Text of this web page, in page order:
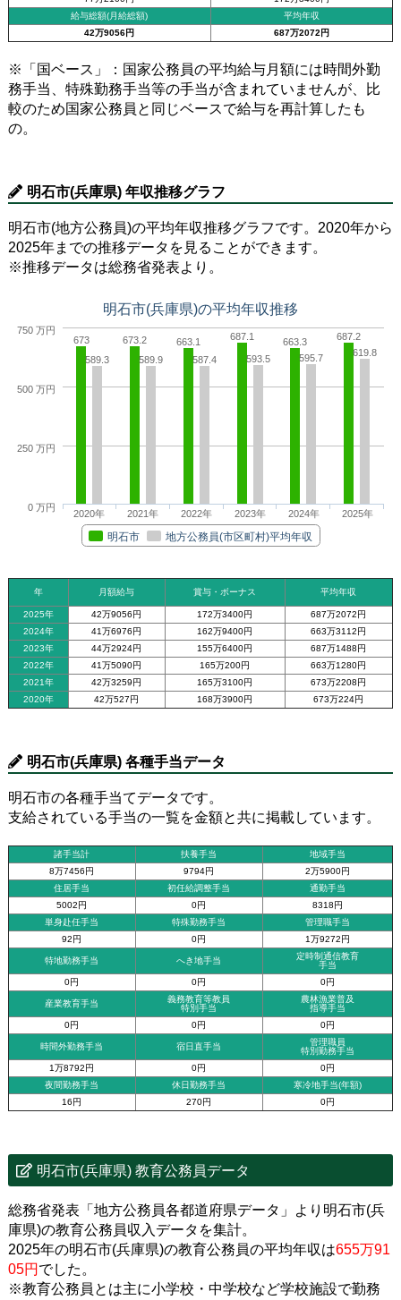
給与総額(月給総額)
平均年収
42万9056円
687万2072円
※「国ベース」：国家公務員の平均給与月額には時間外勤
務手当、特殊勤務手当等の手当が含まれていませんが、比
較のため国家公務員と同じベースで給与を再計算したも
の。
明石市(兵庫県) 年収推移グラフ
明石市(地方公務員)の平均年収推移グラフです。2020年から
2025年までの推移データを見ることができます。
※推移データは総務省発表より。
明石市(兵庫県)の平均年収推移
673 673.2 663.1 687.1 663.3 687.2
589.3 589.9 587.4 593.5 595.7 619.8
明石市 地方公務員(市区町村)平均年収
2020年 2021年 2022年 2023年 2024年 2025年
0 万円
250 万円
500 万円
750 万円
年 月額給与 賞与・ボーナス 平均年収
2025年 42万9056円 172万3400円
687万2072円
2024年
41万6976円 162万9400円
663万3112円
2023年
44万2924円 155万6400円
687万1488円
2022年
41万5090円 165万200円
663万1280円
2021年
42万3259円 165万3100円
673万2208円
2020年
42万527円 168万3900円 673万224円
明石市(兵庫県) 各種手当データ
明石市の各種手当てデータです。
支給されている手当の一覧を金額と共に掲載しています。
諸手当計 扶養手当
地域手当
8万7456円
9794円
2万5900円
住居手当
初任給調整手当
通勤手当
5002円
0円
8318円
単身赴任手当
特殊勤務手当
管理職手当
92円
0円 1万9272円
特地勤務手当 へき地手当
定時制通信教育
手当
0円
0円 0円
産業教育手当
義務教育等教員
特別手当
農林漁業普及
指導手当
0円
0円 0円
時間外勤務手当 宿日直手当
管理職員
特別勤務手当
1万8792円
0円
0円
夜間勤務手当
休日勤務手当
寒冷地手当(年額)
16円
270円 0円
明石市(兵庫県) 教育公務員データ
総務省発表「地方公務員各都道府県データ」より明石市(兵
庫県)の教育公務員収入データを集計。
2025年の明石市(兵庫県)の教育公務員の平均年収は655万91
05円 でした。
※教育公務員とは主に小学校・中学校など学校施設で勤務